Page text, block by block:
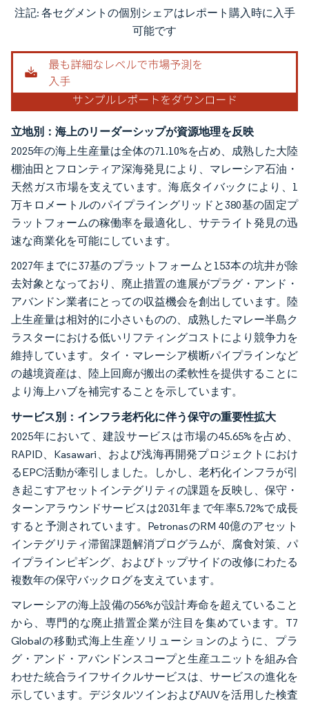
画像 © Mordor Intelligence。再利用にはCC BY 4.0の表示が必要です。
注記: 各セグメントの個別シェアはレポート購入時に入手
可能です
立地別：海上のリーダーシップが資源地理を反映
2025年の海上生産量は全体の71.10%を占め、成熟した大陸
棚油田とフロンティア深海発見により、マレーシア石油・
天然ガス市場を支えています。海底タイバックにより、1
万キロメートルのパイプライングリッドと380基の固定プ
ラットフォームの稼働率を最適化し、サテライト発見の迅
速な商業化を可能にしています。
2027年までに37基のプラットフォームと153本の坑井が除
去対象となっており、廃止措置の進展がプラグ・アンド・
アバンドン業者にとっての収益機会を創出しています。陸
上生産量は相対的に小さいものの、成熟したマレー半島ク
ラスターにおける低いリフティングコストにより競争力を
維持しています。タイ・マレーシア横断パイプラインなど
の越境資産は、陸上回廊が搬出の柔軟性を提供することに
より海上ハブを補完することを示しています。
サービス別：インフラ老朽化に伴う保守の重要性拡大
2025年において、建設サービスは市場の45.65%を占め、
RAPID、Kasawari、および浅海再開発プロジェクトにおけ
るEPC活動が牽引しました。しかし、老朽化インフラが引
き起こすアセットインテグリティの課題を反映し、保守・
ターンアラウンドサービスは2031年まで年率5.72%で成長
すると予測されています。PetronasのRM 40億のアセット
インテグリティ滞留課題解消プログラムが、腐食対策、パ
イプラインピギング、およびトップサイドの改修にわたる
複数年の保守バックログを支えています。
マレーシアの海上設備の56%が設計寿命を超えていること
から、専門的な廃止措置企業が注目を集めています。T7
Globalの移動式海上生産ソリューションのように、プラ
グ・アンド・アバンドンスコープと生産ユニットを組み合
わせた統合ライフサイクルサービスは、サービスの進化を
示しています。デジタルツインおよびAUVを活用した検査